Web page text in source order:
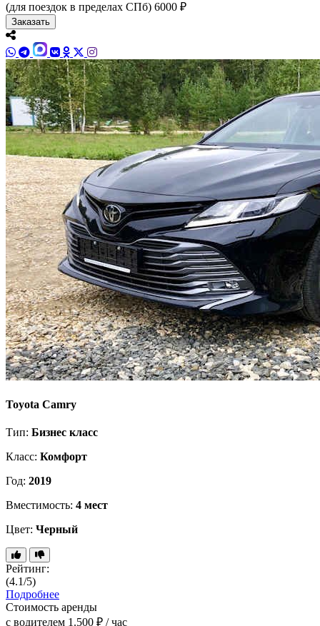
(для поездок в пределах СПб) 6000 ₽
Заказать
Toyota Camry
Тип: Бизнес класс
Класс: Комфорт
Год: 2019
Вместимость: 4 мест
Цвет: Черный
Рейтинг:
(4.1/5)
Подробнее
Стоимость аренды
с водителем 1.500 ₽ / час